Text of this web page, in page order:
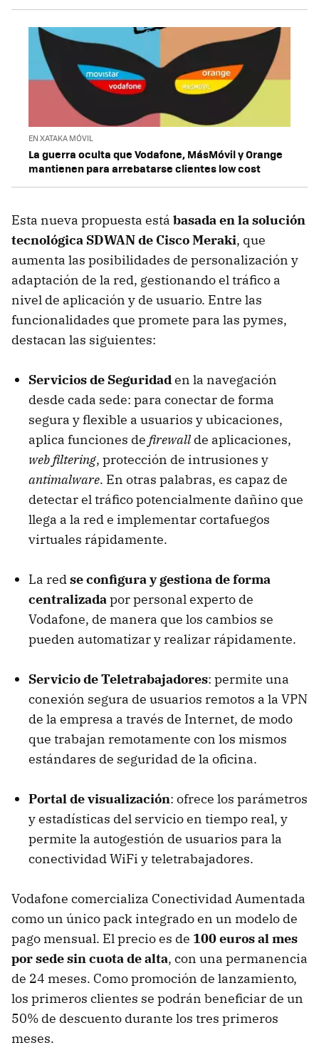
EN XATAKA MÓVIL
La guerra oculta que Vodafone, MásMóvil y Orange
mantienen para arrebatarse clientes low cost
Esta nueva propuesta está basada en la solución
tecnológica SDWAN de Cisco Meraki, que
aumenta las posibilidades de personalización y
adaptación de la red, gestionando el tráfico a
nivel de aplicación y de usuario. Entre las
funcionalidades que promete para las pymes,
destacan las siguientes:
Servicios de Seguridaden la navegación
desde cada sede: para conectar de forma
segura y flexible a usuarios y ubicaciones,
aplica funciones de firewallde aplicaciones,
web filtering, protección de intrusiones y
antimalware. En otras palabras, es capaz de
detectar el tráfico potencialmente dañino que
llega a la red e implementar cortafuegos
virtuales rápidamente.
La redse configura y gestiona de forma
centralizadapor personal experto de
Vodafone, de manera que los cambios se
pueden automatizar y realizar rápidamente.
Servicio de Teletrabajadores: permite una
conexión segura de usuarios remotos a la VPN
de la empresa a través de Internet, de modo
que trabajan remotamente con los mismos
estándares de seguridad de la oficina.
Portal de visualización: ofrece los parámetros
y estadísticas del servicio en tiempo real, y
permite la autogestión de usuarios para la
conectividad WiFi y teletrabajadores.
Vodafone comercializa Conectividad Aumentada
como un único pack integrado en un modelo de
pago mensual. El precio es de 100 euros al mes
por sede sin cuota de alta, con una permanencia
de 24 meses. Como promoción de lanzamiento,
los primeros clientes se podrán beneficiar de un
50% de descuento durante los tres primeros
meses.